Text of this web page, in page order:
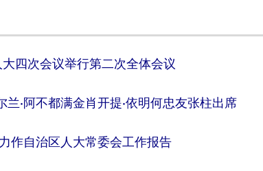
四次会议举行第二次全体会议
兰·阿不都满金肖开提·依明何忠友张柱出席
作自治区人大常委会工作报告